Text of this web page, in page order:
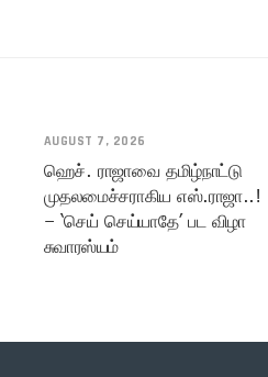
AUGUST 7, 2026
ஹெச். ராஜாவை தமிழ்நாட்டு
முதலமைச்சராகிய எஸ்.ராஜா..!
– ‘செய் செய்யாதே’ பட விழா
சுவாரஸ்யம்